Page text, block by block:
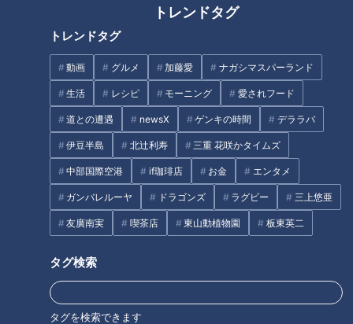
トレンドタグ
トレンドタグ
動画 グルメ 加藤愛 ナガシマスパーランド
生活 レシピ モーニング 愛されフード
道との遭遇 newsX ゲンキの時間 デララバ
伊豆半島 北辻利寿 三重 花咲かタイムズ
中部国際空港 if珈琲店 お金 エンタメ
ガンバレルーヤ ドラゴンズ ラグビー 三上悠亜
友廣南実 喫茶店 東山動植物園 板東英二
タグ検索
タグを検索できます
商業施設などで人気を集めているキッチンカー「ハッピーから
あげ178」。一番人気は、外側はサクサク、そして中はジュー
シーな肉に特製の甘ダレを絡ませた「178だれ」です。
（お客さん）
「バラエティ豊かなので、ちょっと迷っちゃいます」
甘いのから辛いのまで味のバリエーションが豊富で、リピータ
ーになる人が続出。女性に人気が高いレモンにハーブソルト、
そこにたっぷりのチーズを合わせた「レモンチーズ」や、一度
食べたらクセになる特製チリソースとマヨネーズをかけた「チ
キッチンカーだけでなく店舗もあり、タレのバリエーションは
キッチンカーで6種類、店舗では8種類です。